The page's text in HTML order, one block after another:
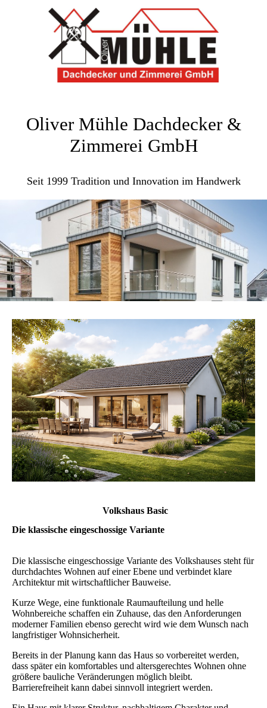
Oliver Mühle Dachdecker &
Zimmerei GmbH
Seit 1999 Tradition und Innovation im Handwerk
Volkshaus Basic
Die klassische eingeschossige Variante
Die klassische eingeschossige Variante des Volkshauses steht für
durchdachtes Wohnen auf einer Ebene und verbindet klare
Architektur mit wirtschaftlicher Bauweise.
Kurze Wege, eine funktionale Raumaufteilung und helle
Wohnbereiche schaffen ein Zuhause, das den Anforderungen
moderner Familien ebenso gerecht wird wie dem Wunsch nach
langfristiger Wohnsicherheit.
Bereits in der Planung kann das Haus so vorbereitet werden,
dass später ein komfortables und altersgerechtes Wohnen ohne
größere bauliche Veränderungen möglich bleibt.
Barrierefreiheit kann dabei sinnvoll integriert werden.